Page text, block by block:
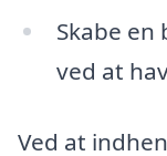
Skabe
ved at
Ved at